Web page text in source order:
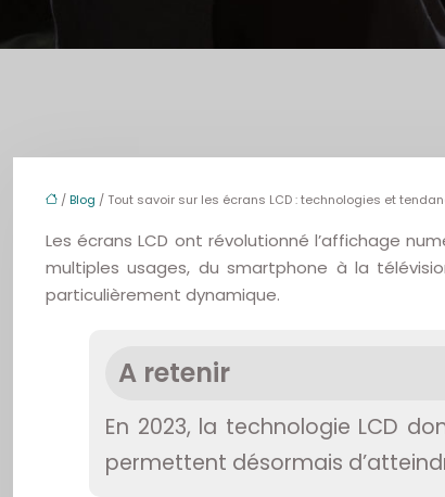
/ Blog / Tout savoir sur les écrans LCD : technologies et
Les écrans LCD ont révolutionné l’affichage
multiples usages, du smartphone à la
particulièrement dynamique.
A retenir
En 2023, la technologie LCD
permettent désormais